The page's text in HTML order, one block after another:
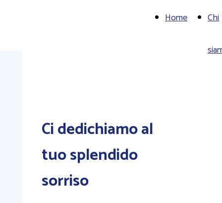
Home Chi
Ci dedichiamo al
tuo splendido
sorriso